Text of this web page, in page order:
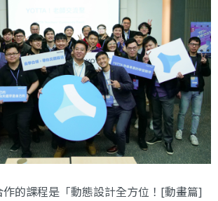
的課程是「動態設計全方位！[動畫篇]